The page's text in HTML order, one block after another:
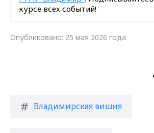
курсе всех событий!
Опубликовано: 25 мая 2026 года
Владимирская вишня